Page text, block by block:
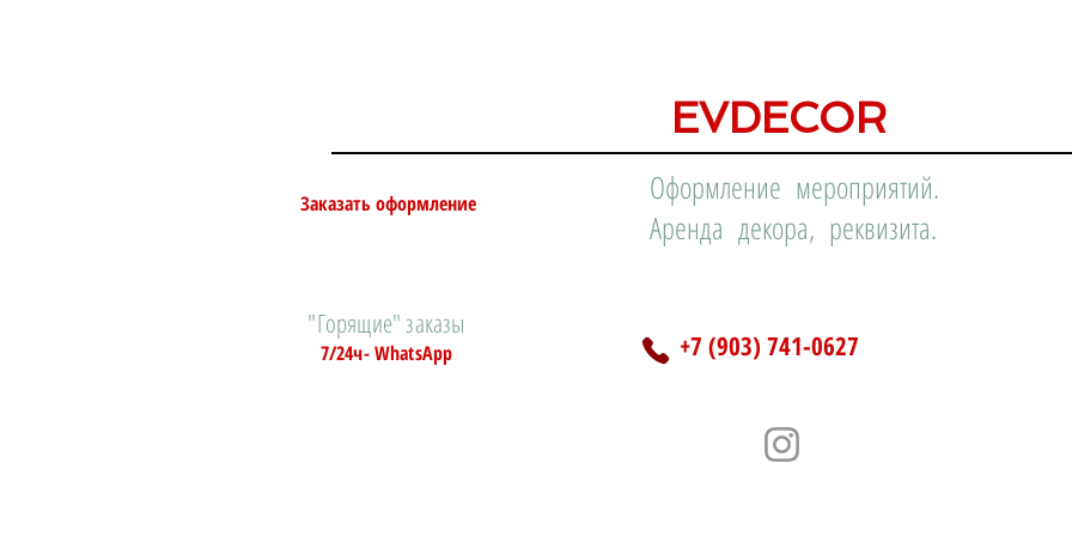
EVDECOR
Заказать оформление
"Горящие" заказы
7/24ч- WhatsApp
Оформление мероприятий.
Аренда декора, реквизита.
+7 (903) 741-0627